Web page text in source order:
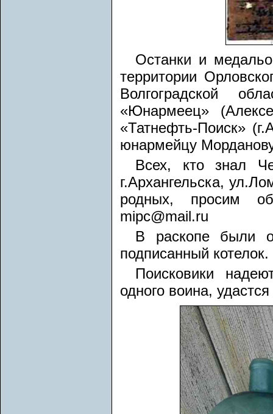
Останки и
территории
Волгоградской
«Юнармеец»
«Татнефть-Поиск»
юнармейцу
Всех, кто знал
г.Архангельска,
родных, просим
mipc@mail.ru
В раскопе были
подписанный котелок.
Поисковики
одного воина,